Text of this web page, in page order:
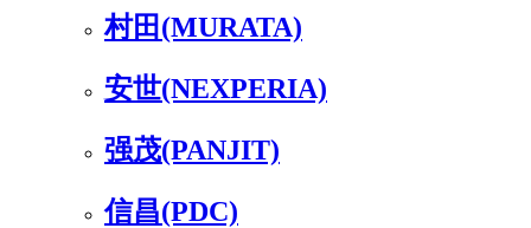
村田(MURATA)
安世(NEXPERIA)
强茂(PANJIT)
信昌(PDC)